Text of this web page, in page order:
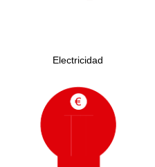
Electricidad